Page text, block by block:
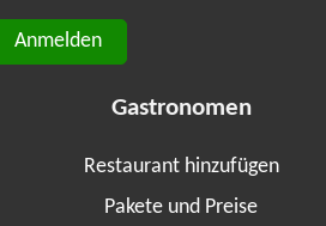
Anmelden
Gastronomen
Restaurant hinzufügen
Pakete und Preise